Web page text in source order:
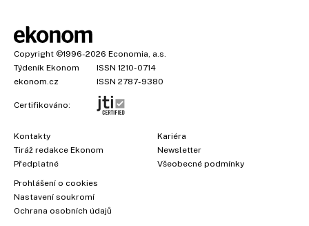
Copyright ©1996-2026 Economia, a.s.
Týdeník Ekonom
ISSN 1210-0714
ekonom.cz
ISSN 2787-9380
Certifikováno:
Kontakty
Tiráž redakce Ekonom
Předplatné
Kariéra
Newsletter
Všeobecné podmínky
Prohlášení o cookies
Nastavení soukromí
Ochrana osobních údajů